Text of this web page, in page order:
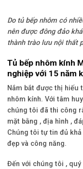
Do tủ bếp nhôm có
nên được đông đảo
thành trào lưu nội thất
Tủ bếp nhôm kính
nghiệp với 15 năm
Nắm bắt được thị hiếu
nhôm kính. Với tâm
chúng tôi đã thi công
mặt bằng , địa hình ,
Chúng tôi tự tin đủ
đẹp và công năng.
Đến với chúng tôi ,